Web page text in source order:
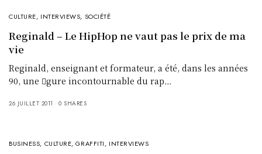
CULTURE, INTERVIEWS, SOCIÉTÉ
Reginald – Le HipHop ne vaut pas le prix de ma
vie
Reginald, enseignant et formateur, a été, dans les années
90, une gure incontournable du rap…
26 JUILLET 2011 0 SHARES
BUSINESS, CULTURE,GRAFFITI, INTERVIEWS